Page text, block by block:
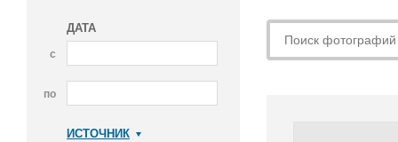
ДАТА
с
по
ИСТОЧНИК